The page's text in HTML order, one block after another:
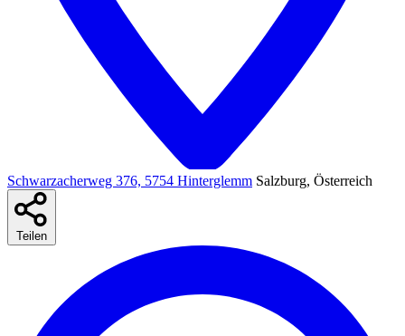
Schwarzacherweg 376, 5754 Hinterglemm Salzburg, Österreich
Teilen